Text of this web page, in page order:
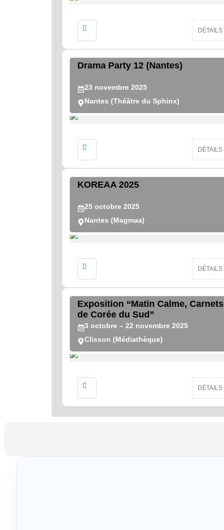
DÉTAILS
Drama Party 12 (Nantes)
23 novembre 2025
Nantes (Théâtre du Sphinx)
DÉTAILS
KOREAA 2025
25 octobre 2025
Nantes (Magmaa)
DÉTAILS
Exposition “Matin Calme, Carnets
de Corée du Sud”
3 octobre – 22 novembre 2025
Clisson (Médiathèque)
DÉTAILS